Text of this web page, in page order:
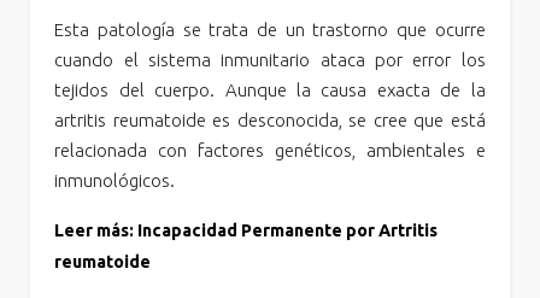
Esta patología se trata de un trastorno que ocurre
cuando el sistema inmunitario ataca por error los
tejidos del cuerpo. Aunque la causa exacta de la
artritis reumatoide es desconocida, se cree que está
relacionada con factores genéticos, ambientales e
inmunológicos.
Leer más: Incapacidad Permanente por Artritis
reumatoide